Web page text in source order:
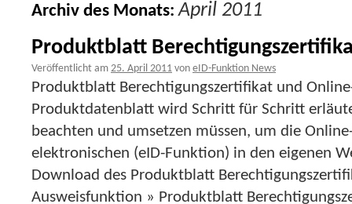
Archiv des Monats:April 2011
Produktblatt
Veröffentlicht am 25. April 2011 von eID-Funktion News
Produktblatt Berechtigungszertifikat und
Produktdatenblatt wird Schritt für Schritt
beachten und umsetzen müssen, um die
elektronischen (eID-Funktion) in den eigenen
Download des Produktblatt
Ausweisfunktion » Produktblatt